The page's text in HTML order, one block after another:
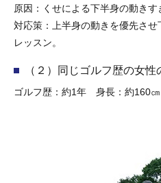
原因：くせによる下半身の動きす
対応策：上半身の動きを優先さ
レッスン。
（２）同じゴルフ歴の女性
ゴルフ歴：約1年 身長：約160㎝